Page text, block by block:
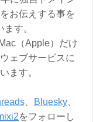
お伝えする事を
す。
（Apple）だけ
ェブサービスに
ます。
、 Bluesky、
をフォローし